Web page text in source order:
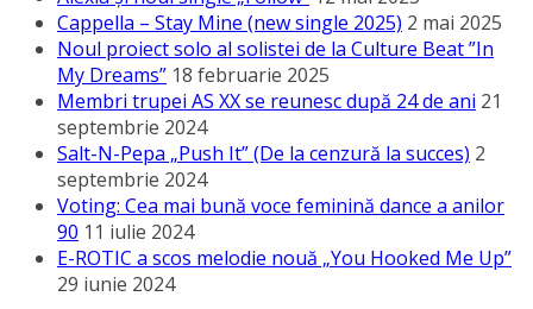
Cappella – Stay Mine (new single 2025) 2 mai 2025
Noul proiect solo al solistei de la Culture Beat ”In
My Dreams” 18 februarie 2025
Membri trupei AS XX se reunesc după 24 de ani 21
septembrie 2024
Salt-N-Pepa „Push It” (De la cenzură la succes) 2
septembrie 2024
Voting: Cea mai bună voce feminină dance a anilor
90 11 iulie 2024
E-ROTIC a scos melodie nouă „You Hooked Me Up”
29 iunie 2024